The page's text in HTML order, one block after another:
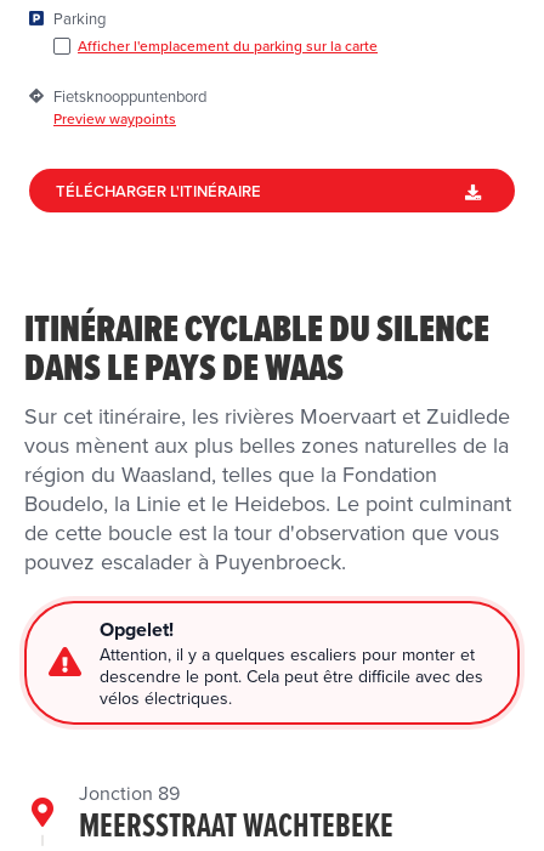
Parking
Afficher l'emplacement du parking sur la carte
Fietsknooppuntenbord
Preview waypoints
TÉLÉCHARGER L'ITINÉRAIRE
ITINÉRAIRE CYCLABLE DU SILENCE
DANS LE PAYS DE WAAS
Sur cet itinéraire, les rivières Moervaart et Zuidlede
vous mènent aux plus belles zones naturelles de la
région du Waasland, telles que la Fondation
Boudelo, la Linie et le Heidebos. Le point culminant
de cette boucle est la tour d'observation que vous
pouvez escalader à Puyenbroeck.
Opgelet!
Attention, il y a quelques escaliers pour monter et
descendre le pont. Cela peut être difficile avec des
vélos électriques.
Jonction 89
MEERSSTRAAT WACHTEBEKE